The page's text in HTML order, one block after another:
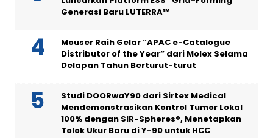
Generasi Baru LUTERRA™
Mouser Raih Gelar “APAC e-Catalogue
Distributor of the Year” dari Molex Selama
Delapan Tahun Berturut-turut
Studi DOORwaY90 dari Sirtex Medical
Mendemonstrasikan Kontrol Tumor Lokal
100% dengan SIR-Spheres®, Menetapkan
Tolok Ukur Baru di Y-90 untuk HCC